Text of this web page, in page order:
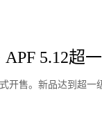
5.12超
开售。新品达到超一